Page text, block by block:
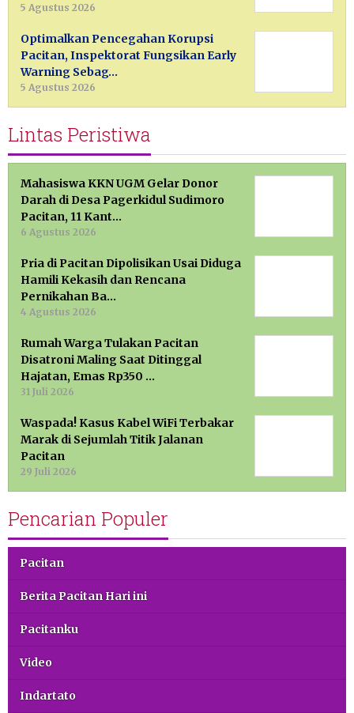
5 Agustus 2026
Optimalkan Pencegahan Korupsi
Pacitan, Inspektorat Fungsikan Early
Warning Sebag…
5 Agustus 2026
Lintas Peristiwa
Mahasiswa KKN UGM Gelar Donor
Darah di Desa Pagerkidul Sudimoro
Pacitan, 11 Kant…
6 Agustus 2026
Pria di Pacitan Dipolisikan Usai Diduga
Hamili Kekasih dan Rencana
Pernikahan Ba…
4 Agustus 2026
Rumah Warga Tulakan Pacitan
Disatroni Maling Saat Ditinggal
Hajatan, Emas Rp350 …
31 Juli 2026
Waspada! Kasus Kabel WiFi Terbakar
Marak di Sejumlah Titik Jalanan
Pacitan
29 Juli 2026
Pencarian Populer
Pacitan
Berita Pacitan Hari ini
Pacitanku
Video
Indartato